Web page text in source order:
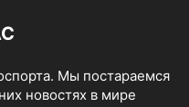
Мы постараемся
новостях в мире